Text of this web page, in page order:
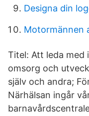
Designa din
Motormännen
Titel: Att leda med
omsorg och
själv och andra;
Närhälsan ingår